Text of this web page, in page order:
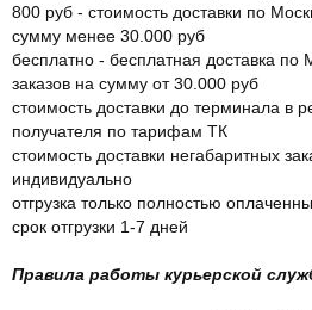
800 руб - стоимость доставки по
сумму менее 30.000 руб
бесплатно - бесплатная доставка по
заказов на сумму от 30.000 руб
стоимость доставки до терминала в
получателя по тарифам ТК
стоимость доставки негабаритных
индивидуально
отгрузка только полностью
срок отгрузки 1-7 дней
Правила работы курьерской